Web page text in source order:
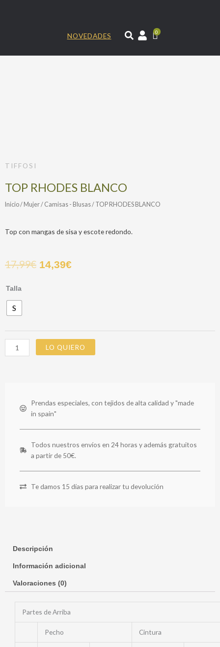
NOVEDADES
0
TIFFOSI
TOP RHODES BLANCO
Inicio/ Mujer/ Camisas - Blusas/ TOP RHODES BLANCO
Top con mangas de sisa y escote redondo.
17,99€ 14,39€
Talla
S
TOP
BLANCO
LO QUIERO
Prendas especiales, con tejidos de alta calidad y "made
in spain"
Todos nuestros envíos en 24 horas y además gratuitos
a partir de 50€.
Te damos 15 días para realizar tu devolución
Descripción
Información adicional
Valoraciones (0)
Partes de Arriba
Pecho Cintura